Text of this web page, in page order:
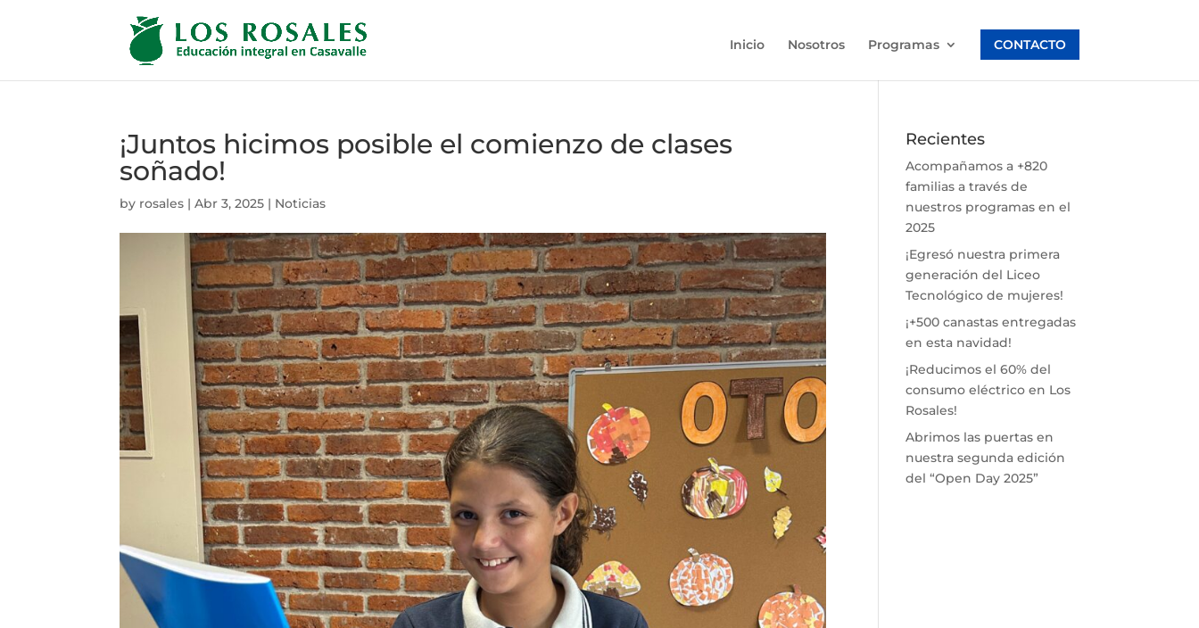
Inicio Nosotros Programas CONTACTO
¡Juntos hicimos posible el comienzo de clases
soñado!
by rosales |Abr 3, 2025 | Noticias
Recientes
Acompañamos a +820
familias a través de
nuestros programas en el
2025
¡Egresó nuestra primera
generación del Liceo
Tecnológico de mujeres!
¡+500 canastas entregadas
en esta navidad!
¡Reducimos el 60% del
consumo eléctrico en Los
Rosales!
Abrimos las puertas en
nuestra segunda edición
del “Open Day 2025”